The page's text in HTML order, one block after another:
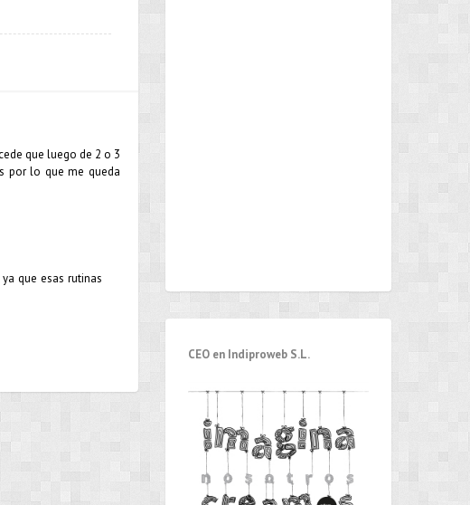
que luego de 2 o 3
por lo que me queda
que esas rutinas
CEO en Indiproweb S.L.